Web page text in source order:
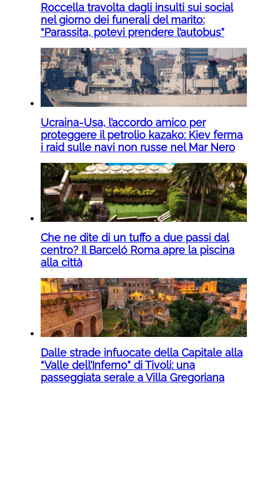
Roccella travolta dagli insulti sui social
nel giorno dei funerali del marito:
“Parassita, potevi prendere l’autobus”
Ucraina-Usa, l’accordo amico per
proteggere il petrolio kazako: Kiev ferma
i raid sulle navi non russe nel Mar Nero
Che ne dite di un tuffo a due passi dal
centro? Il Barceló Roma apre la piscina
alla città
Dalle strade infuocate della Capitale alla
“Valle dell’Inferno” di Tivoli: una
passeggiata serale a Villa Gregoriana